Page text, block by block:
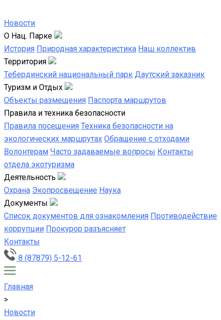
Новости
О Нац. Парке
История Природная характеристика Наш коллектив
Территория
Тебердинский национальный парк Даутский заказник
Туризм и Отдых
Объекты размещения Паспорта маршрутов
Правила и техника безопасности
Правила посещения Техника безопасности на
экологических маршрутах Обращение с отходами
Волонтерам Часто задаваемые вопросы Контакты
отдела экотуризма
Деятельность
Охрана Экопросвещение Наука
Документы
Список документов для ознакомления Противодействие
коррупции Прокурор разъясняет
Контакты
8 (87879) 5-12-61
Главная
>
Новости